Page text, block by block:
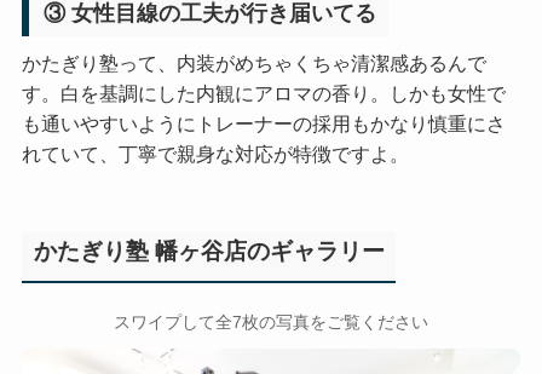
③ 女性目線の工夫が行き届いてる
かたぎり塾って、内装がめちゃくちゃ清潔感あるんで
す。白を基調にした内観にアロマの香り。しかも女性で
も通いやすいようにトレーナーの採用もかなり慎重にさ
れていて、丁寧で親身な対応が特徴ですよ。
かたぎり塾 幡ヶ谷店のギャラリー
スワイプして全7枚の写真をご覧ください